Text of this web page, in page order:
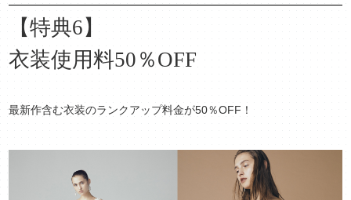
【特典6】
衣装使用料50％OFF
最新作含む衣装のランクアップ料金が50％OFF！